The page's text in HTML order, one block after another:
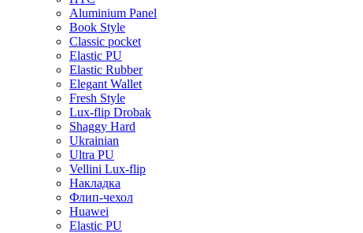
Aluminium Panel
Book Style
Classic pocket
Elastic PU
Elastic Rubber
Elegant Wallet
Fresh Style
Lux-flip Drobak
Shaggy Hard
Ukrainian
Ultra PU
Vellini Lux-flip
Накладка
Флип-чехол
Huawei
Elastic PU